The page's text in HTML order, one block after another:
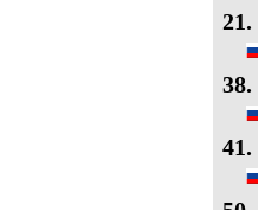
21.
38.
41.